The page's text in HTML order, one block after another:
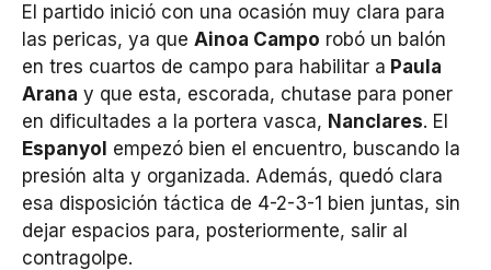
El partido inició con una ocasión muy clara para
las pericas, ya que Ainoa Campo robó un balón
en tres cuartos de campo para habilitar a Paula
Arana y que esta, escorada, chutase para poner
en dificultades a la portera vasca, Nanclares. El
Espanyol empezó bien el encuentro, buscando la
presión alta y organizada. Además, quedó clara
esa disposición táctica de 4-2-3-1 bien juntas, sin
dejar espacios para, posteriormente, salir al
contragolpe.